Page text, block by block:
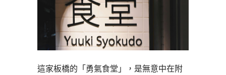
這家板橋的「勇氣食堂」，是無意中在附